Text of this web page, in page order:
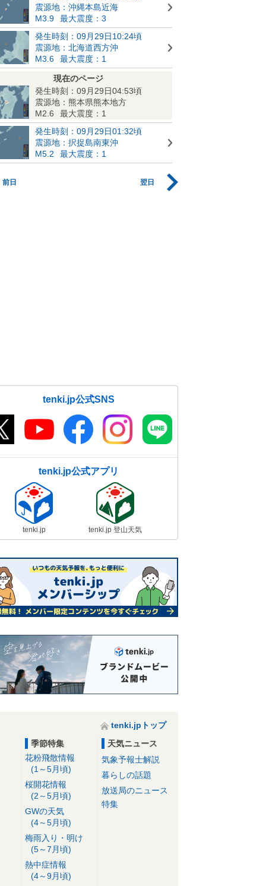
震源地：沖縄本島近海
M3.9
最大震度：3
発生時刻：09月29日10:24頃
震源地：北海道西方沖
M3.6
最大震度：1
現在のページ
発生時刻：09月29日04:53頃
震源地：熊本県熊本地方
M2.6
最大震度：1
発生時刻：09月29日01:32頃
震源地：択捉島南東沖
M5.2
最大震度：1
前日 翌日
tenki.jp公式SNS
tenki.jp公式アプリ
tenki.jp tenki.jp 登山天気
tenki.jpトップ
季節特集
花粉飛散情報
(1～5月頃)
桜開花情報
(2～5月頃)
GWの天気
(4～5月頃)
梅雨入り・明け
(5～7月頃)
熱中症情報
(4～9月頃)
天気ニュース
気象予報士解説
暮らしの話題
放送局のニュース
特集